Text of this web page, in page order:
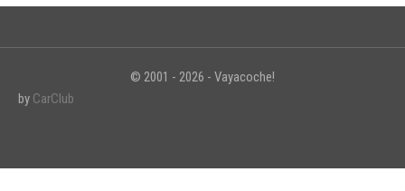
© 2001 - 2026 - Vayacoche!
by CarClub